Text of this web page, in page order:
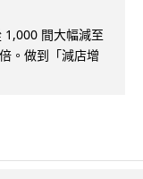
1,000 間大幅減至
。做到「減店增